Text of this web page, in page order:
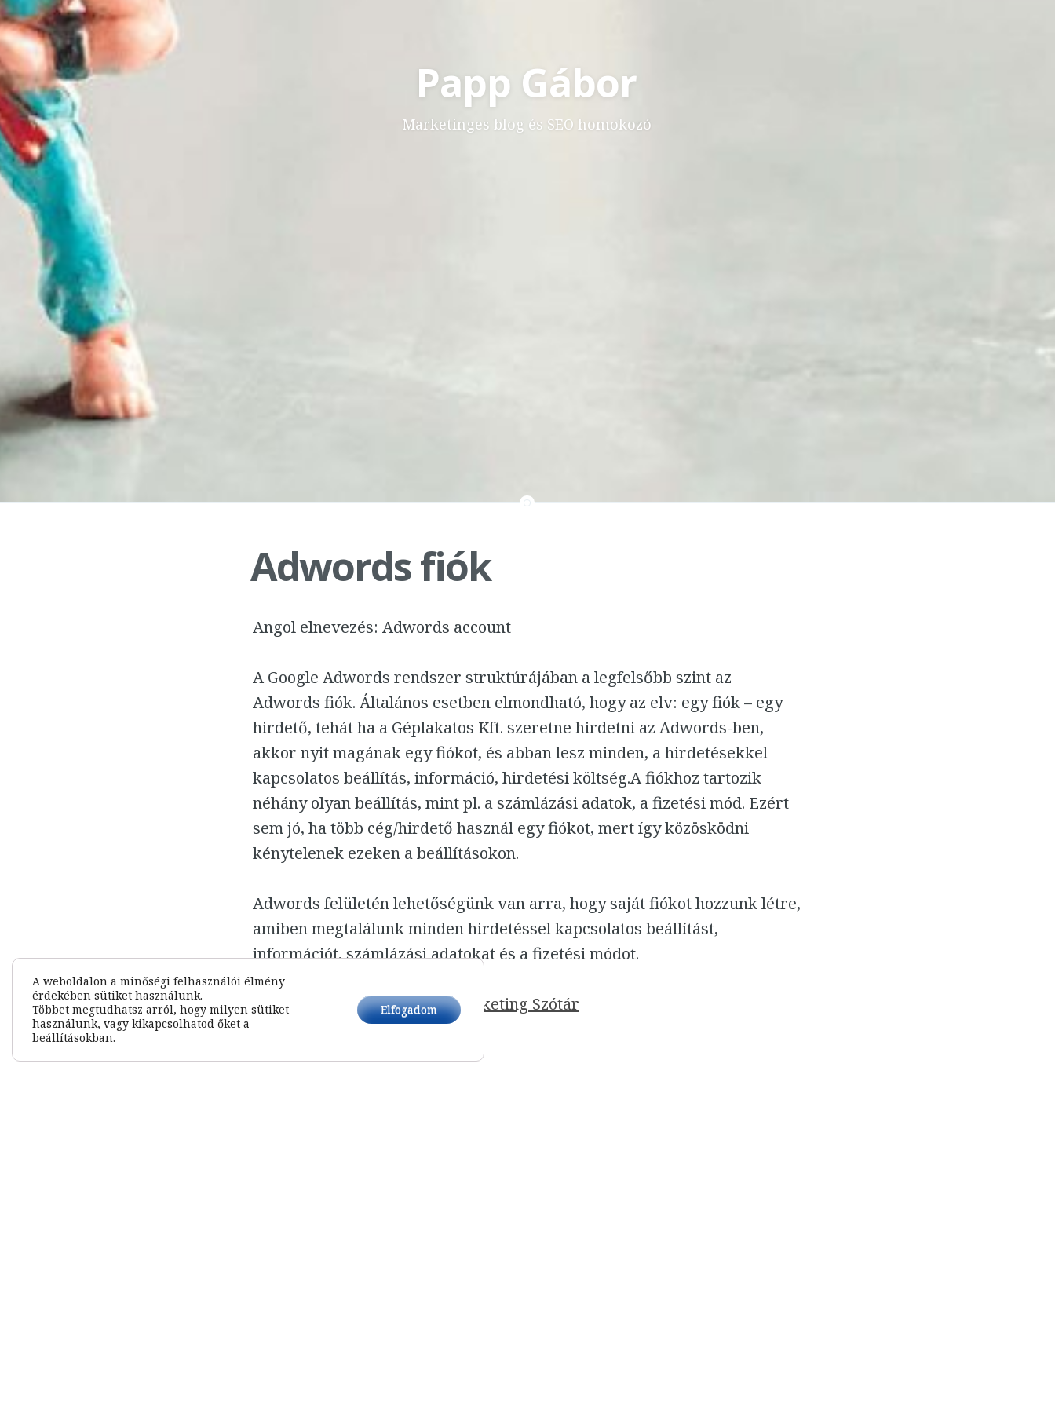
Papp Gábor
Marketinges blog és SEO homokozó
Adwords fiók
Angol elnevezés: Adwords account
A Google Adwords rendszer struktúrájában a legfelsőbb szint az
Adwords fiók. Általános esetben elmondható, hogy az elv: egy fiók – egy
hirdető, tehát ha a Géplakatos Kft. szeretne hirdetni az Adwords-ben,
akkor nyit magának egy fiókot, és abban lesz minden, a hirdetésekkel
kapcsolatos beállítás, információ, hirdetési költség.A fiókhoz tartozik
néhány olyan beállítás, mint pl. a számlázási adatok, a fizetési mód. Ezért
sem jó, ha több cég/hirdető használ egy fiókot, mert így közösködni
kénytelenek ezeken a beállításokon.
Adwords felületén lehetőségünk van arra, hogy saját fiókot hozzunk létre,
amiben megtalálunk minden hirdetéssel kapcsolatos beállítást,
információt, számlázási adatokat és a fizetési módot.
Vissza a szótárhoz:Online Marketing Szótár
A weboldalon a minőségi felhasználói élmény
érdekében sütiket használunk.
Többet megtudhatsz arról, hogy milyen sütiket
használunk, vagy kikapcsolhatod őket a
beállításokban.
Elfogadom